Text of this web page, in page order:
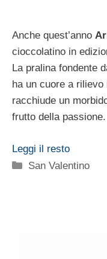
Anche quest’anno
cioccolatino in
La pralina fondente
ha un cuore a
racchiude un
frutto della passione.
Leggi il resto
Categorie
San Valentino